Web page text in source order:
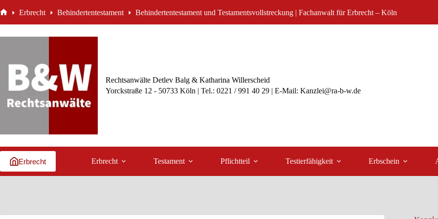
Inhalt Erbrecht Behindertentestament Behindertentestament und Testamentsvollstreckung | Fachanwalt für Erbrecht – Köln
Rechtsanwälte Detlev Balg & Katharina Willerscheid
Yorckstraße 12 - 50733 Köln | Tel.: 0221 / 991 40 29 | E-Mail: Kanzlei@ra-b-w.de
Erbrecht Erbrecht Testament Pflichtteil Testierfähigkeit Erbschein